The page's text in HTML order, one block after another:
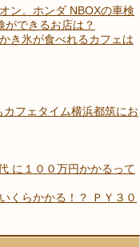
ン。ホンダ NBOXの車検
ができるお店は？
き氷が食べれるカフェは
フェタイム横浜都筑にお
に１００万円かかるって
くらかかる！？ ＰＹ３０